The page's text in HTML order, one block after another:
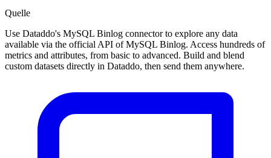
Quelle
Use Dataddo's MySQL Binlog connector to explore any data
available via the official API of MySQL Binlog. Access hundreds of
metrics and attributes, from basic to advanced. Build and blend
custom datasets directly in Dataddo, then send them anywhere.